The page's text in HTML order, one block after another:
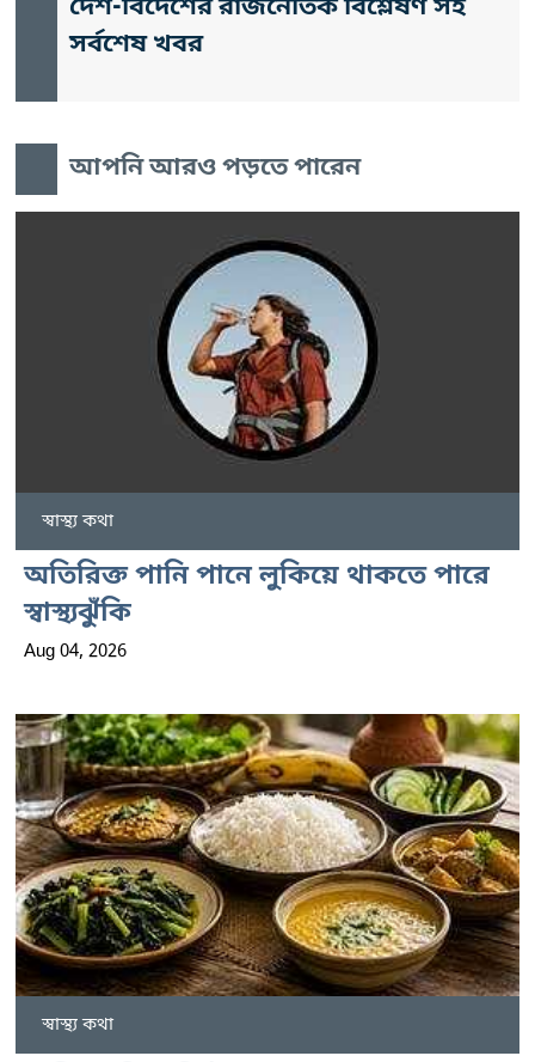
দেশ-বিদেশের রাজনৈতিক বিশ্লেষণ সহ
সর্বশেষ খবর
আপনি আরও পড়তে পারেন
স্বাস্থ্য কথা
অতিরিক্ত পানি পানে লুকিয়ে থাকতে পারে
স্বাস্থ্যঝুঁকি
Aug 04, 2026
স্বাস্থ্য কথা